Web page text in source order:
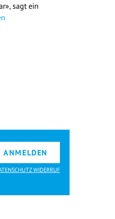
sagt ein
ANMELDEN
WIDERRUF